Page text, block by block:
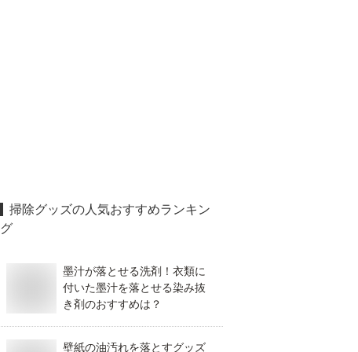
掃除グッズの人気おすすめランキン
グ
墨汁が落とせる洗剤！衣類に
付いた墨汁を落とせる染み抜
き剤のおすすめは？
壁紙の油汚れを落とすグッズ